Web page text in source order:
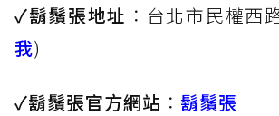
✓鬍鬚張地址 ：台北市民權西
我)
✓鬍鬚張官方網站 ： 鬍鬚張